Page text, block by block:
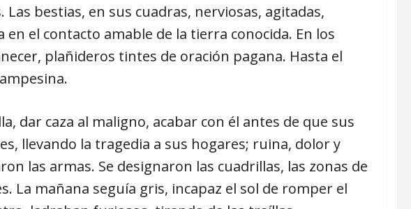
bestias, en sus cuadras, nerviosas, agitadas,
el contacto amable de la tierra conocida. En los
plañideros tintes de oración pagana. Hasta el
dar caza al maligno, acabar con él antes de que sus
llevando la tragedia a sus hogares; ruina, dolor y
las armas. Se designaron las cuadrillas, las zonas de
La mañana seguía gris, incapaz el sol de romper el